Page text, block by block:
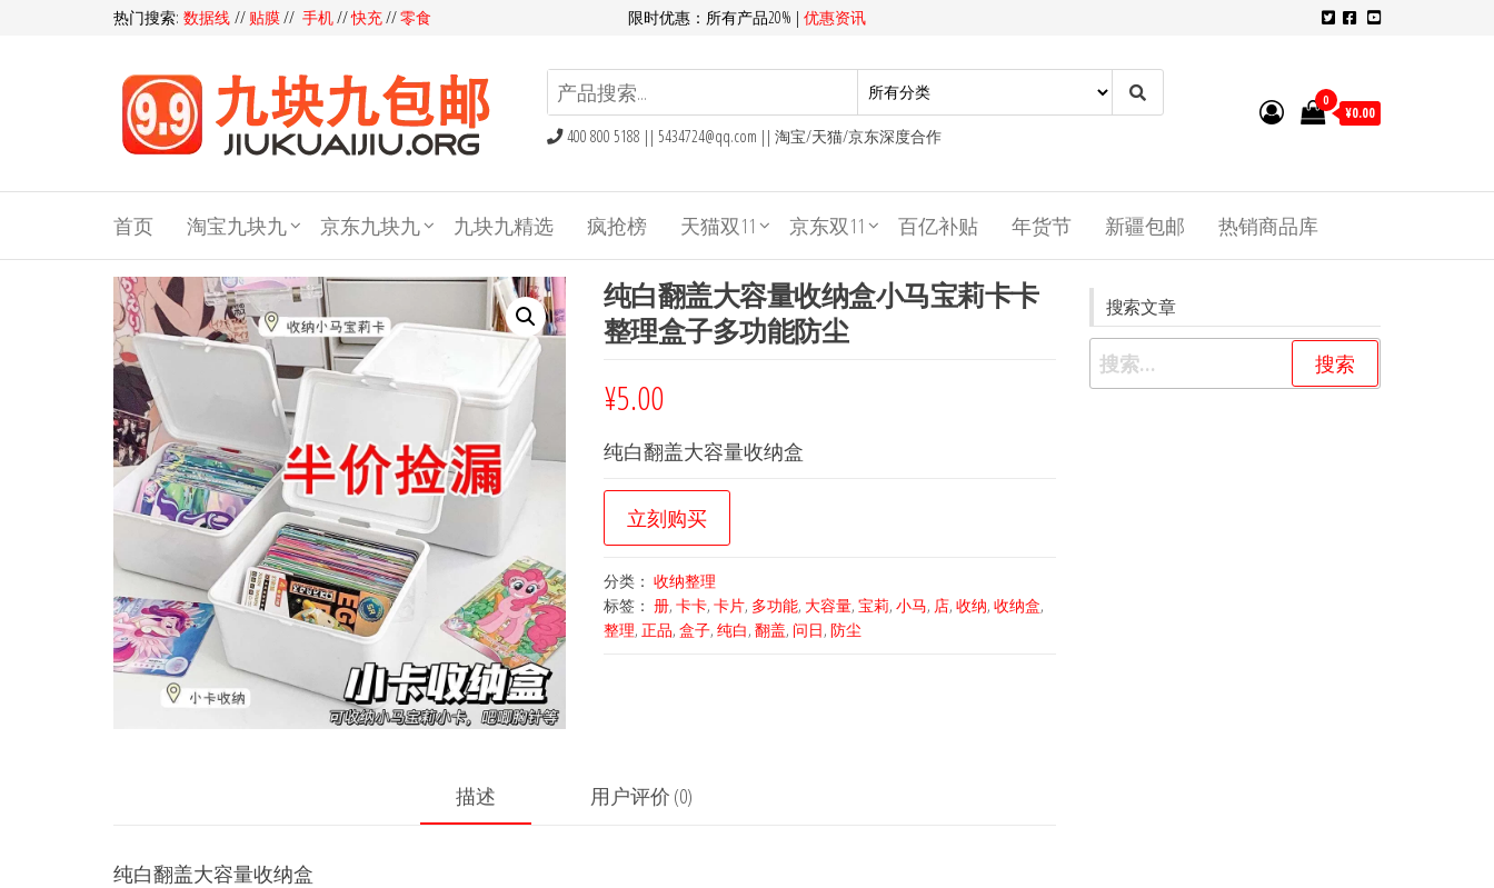
热门搜索: 数据线 // 贴膜// 手机//快充//零食 限时优惠：所有产品20% | 优惠资讯
九包
邮,9
块9包
邮,9.9
元包
邮,九
块九
官网
400 800 5188 || 5434724@qq.com || 淘宝/天猫/京东深度合作
0
¥0.00
首页 淘宝九块九 京东九块九 九块九精选 疯抢榜 天猫双11 京东双11 百亿补贴 年货节 新疆包邮 热销商品库
纯白翻盖大容量收纳盒小马宝莉卡卡
整理盒子多功能防尘
¥5.00
纯白翻盖大容量收纳盒
立刻购买
分类： 收纳整理
标签： 册, 卡卡, 卡片, 多功能, 大容量, 宝莉, 小马, 店, 收纳, 收纳盒,
整理, 正品, 盒子, 纯白, 翻盖, 问日, 防尘
描述 用户评价 (0)
纯白翻盖大容量收纳盒
搜索文章